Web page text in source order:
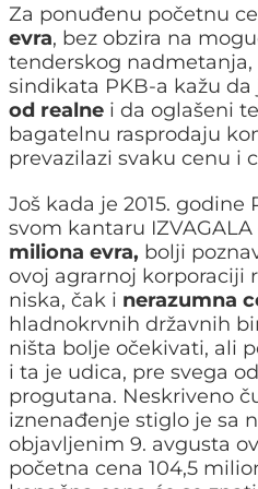
Za ponuđenu početnu
evra, bez obzira na
tenderskog nadmetanja,
sindikata PKB-a kažu da
od realne i da oglašeni
bagatelnu rasprodaju
prevazilazi svaku cenu i
Još kada je 2015. godine
svom kantaru
miliona evra, bolji
ovoj agrarnoj korporaciji
niska, čak i nerazumna
hladnokrvnih državnih
ništa bolje očekivati, ali
i ta je udica, pre svega
progutana. Neskriveno
iznenađenje stiglo je sa
objavljenim 9. avgusta
početna cena 104,5